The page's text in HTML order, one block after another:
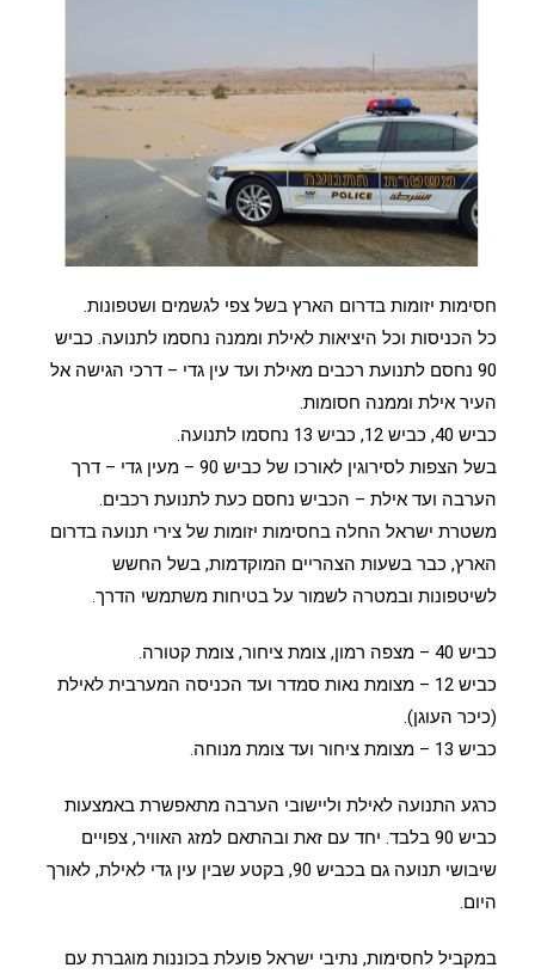
חסימות יזומות בדרום הארץ בשל צפי לגשמים ושטפונות.
כל הכניסות וכל היציאות לאילת וממנה נחסמו לתנועה. כביש
90 נחסם לתנועת רכבים מאילת ועד עין גדי – דרכי הגישה אל
העיר אילת וממנה חסומות.
כביש 40, כביש 12, כביש 13 נחסמו לתנועה.
בשל הצפות לסירוגין לאורכו של כביש 90 – מעין גדי – דרך
הערבה ועד אילת – הכביש נחסם כעת לתנועת רכבים.
משטרת ישראל החלה בחסימות יזומות של צירי תנועה בדרום
הארץ, כבר בשעות הצהריים המוקדמות, בשל החשש
לשיטפונות ובמטרה לשמור על בטיחות משתמשי הדרך.
כביש 40 – מצפה רמון, צומת ציחור, צומת קטורה.
כביש 12 – מצומת נאות סמדר ועד הכניסה המערבית לאילת
(כיכר העוגן).
כביש 13 – מצומת ציחור ועד צומת מנוחה.
כרגע התנועה לאילת וליישובי הערבה מתאפשרת באמצעות
כביש 90 בלבד. יחד עם זאת ובהתאם למזג האוויר, צפויים
שיבושי תנועה גם בכביש 90, בקטע שבין עין גדי לאילת, לאורך
היום.
במקביל לחסימות, נתיבי ישראל פועלת בכוננות מוגברת עם